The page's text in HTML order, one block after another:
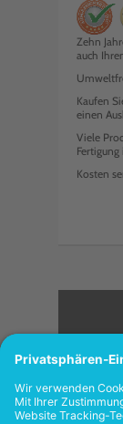
Zehn
auch
Kaufen
einen
Viele
Kosten